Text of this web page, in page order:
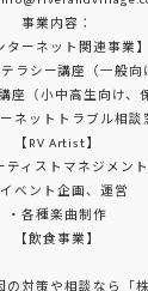
事業内容：
ターネット関連事業】
ラシー講座（一般向
座（小中高生向け、
ネットトラブル相談
【RV Artist】
ティストマネジメント
イベント企画、運営
・各種楽曲制作
【飲食事業】